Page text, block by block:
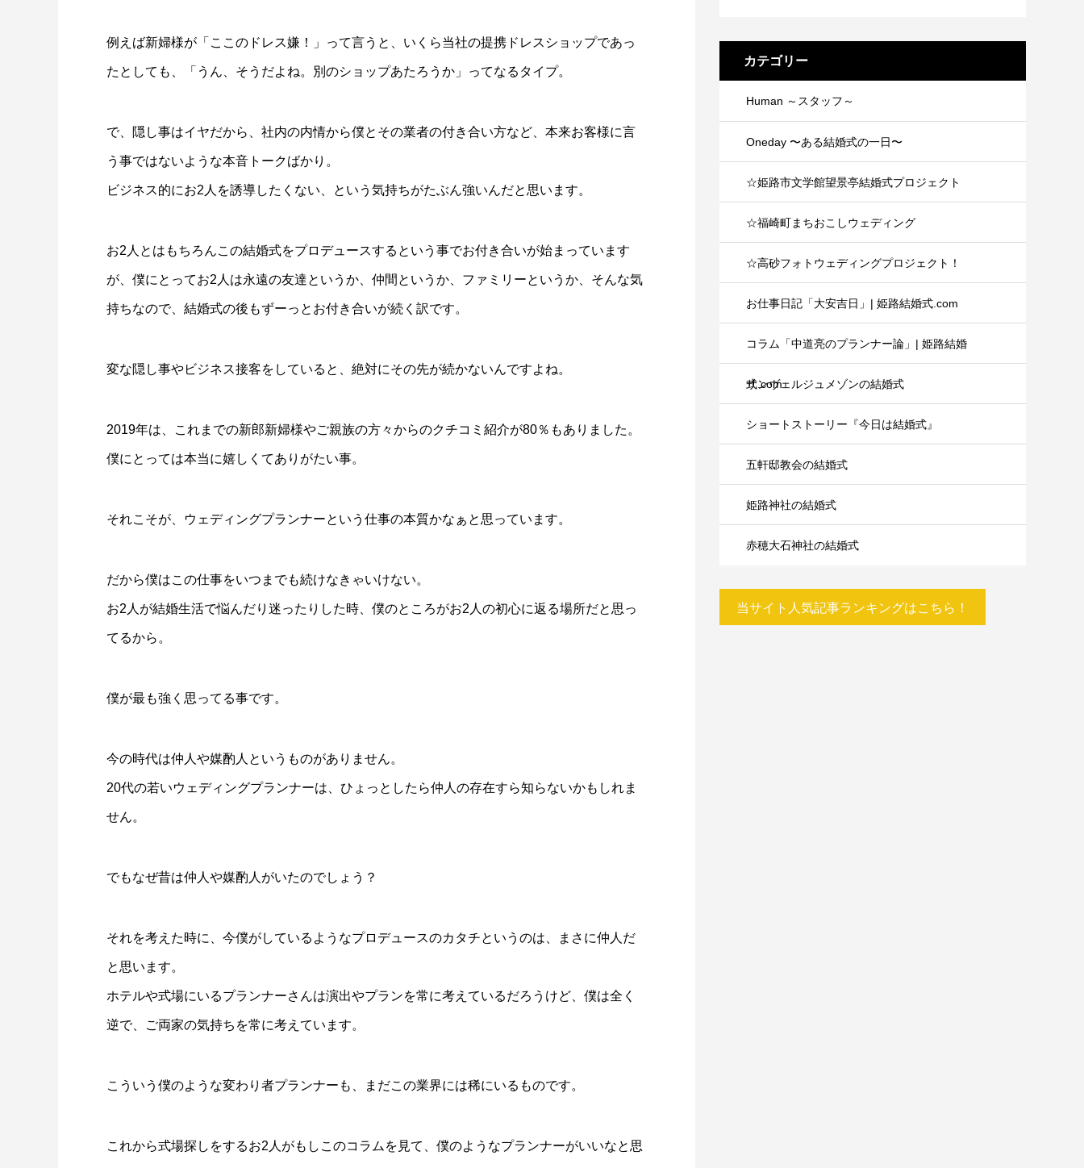
例えば新婦様が「ここのドレス嫌！」って言うと、いくら当社の提携ドレスショップであっ
たとしても、「うん、そうだよね。別のショップあたろうか」ってなるタイプ。
で、隠し事はイヤだから、社内の内情から僕とその業者の付き合い方など、本来お客様に言
う事ではないような本音トークばかり。
ビジネス的にお2人を誘導したくない、という気持ちがたぶん強いんだと思います。
お2人とはもちろんこの結婚式をプロデュースするという事でお付き合いが始まっています
が、僕にとってお2人は永遠の友達というか、仲間というか、ファミリーというか、そんな気
持ちなので、結婚式の後もずーっとお付き合いが続く訳です。
変な隠し事やビジネス接客をしていると、絶対にその先が続かないんですよね。
2019年は、これまでの新郎新婦様やご親族の方々からのクチコミ紹介が80％もありました。
僕にとっては本当に嬉しくてありがたい事。
それこそが、ウェディングプランナーという仕事の本質かなぁと思っています。
だから僕はこの仕事をいつまでも続けなきゃいけない。
お2人が結婚生活で悩んだり迷ったりした時、僕のところがお2人の初心に返る場所だと思っ
てるから。
僕が最も強く思ってる事です。
今の時代は仲人や媒酌人というものがありません。
20代の若いウェディングプランナーは、ひょっとしたら仲人の存在すら知らないかもしれま
せん。
でもなぜ昔は仲人や媒酌人がいたのでしょう？
それを考えた時に、今僕がしているようなプロデュースのカタチというのは、まさに仲人だ
と思います。
ホテルや式場にいるプランナーさんは演出やプランを常に考えているだろうけど、僕は全く
逆で、ご両家の気持ちを常に考えています。
こういう僕のような変わり者プランナーも、まだこの業界には稀にいるものです。
これから式場探しをするお2人がもしこのコラムを見て、僕のようなプランナーがいいなと思
カテゴリー
Human ～スタッフ～
Oneday 〜ある結婚式の一日〜
☆姫路市文学館望景亭結婚式プロジェクト
☆福崎町まちおこしウェディング
☆高砂フォトウェディングプロジェクト！
お仕事日記「大安吉日」| 姫路結婚式.com
コラム「中道亮のプランナー論」| 姫路結婚
式.com
サンヴェルジュメゾンの結婚式
ショートストーリー『今日は結婚式』
五軒邸教会の結婚式
姫路神社の結婚式
赤穂大石神社の結婚式
当サイト人気記事ランキングはこちら！